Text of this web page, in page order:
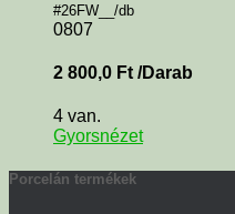
#26FW__/db
0807
2 800,0 Ft /Darab
4 van.
Gyorsnézet
Porcelán termékek